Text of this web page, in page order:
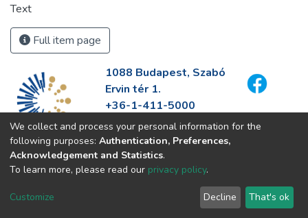
Text
Full item page
1088 Budapest, Szabó
Ervin tér 1.
+36-1-411-5000
info@fszek.hu
https://fszek.hu
We collect and process your personal information for the
following purposes: Authentication, Preferences,
Acknowledgement and Statistics.
To learn more, please read our privacy policy.
Customize Decline That's ok